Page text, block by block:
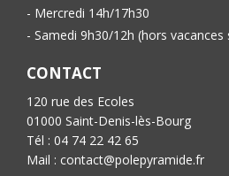
- Mercredi 14h/17h30
- Samedi 9h30/12h (hors vacances
CONTACT
120 rue des Ecoles
01000 Saint-Denis-lès-Bourg
Tél : 04 74 22 42 65
Mail : contact@polepyramide.fr